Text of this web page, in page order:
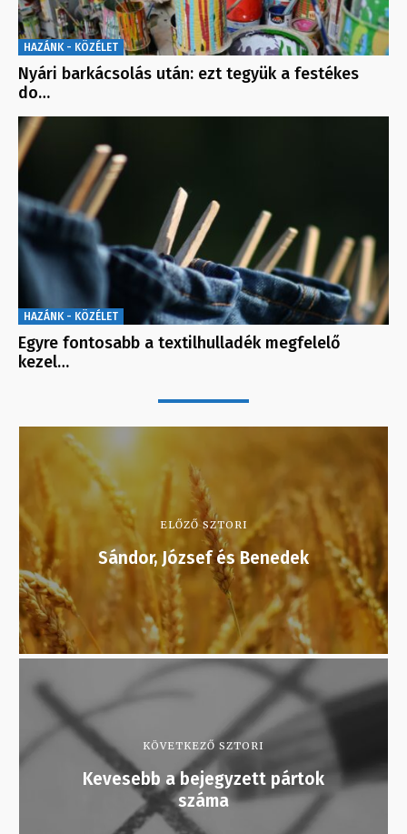
HAZÁNK - KÖZÉLET
Nyári barkácsolás után: ezt tegyük a festékes
do…
HAZÁNK - KÖZÉLET
Egyre fontosabb a textilhulladék megfelelő
kezel…
ELŐZŐ SZTORI
Sándor, József és Benedek
KÖVETKEZŐ SZTORI
Kevesebb a bejegyzett pártok
száma